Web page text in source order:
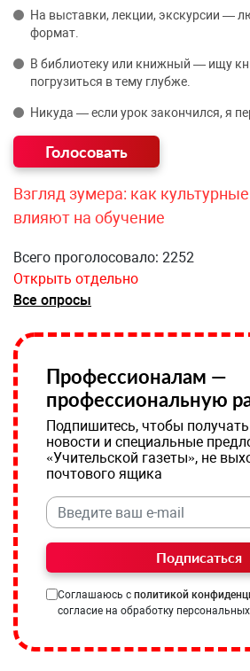
На выставки, лекции, экскурсии —
формат.
В библиотеку или книжный — ищу
погрузиться в тему глубже.
Никуда — если урок закончился, я
Взгляд зумера: как
влияют на обучение
Всего проголосовало: 2252
Открыть отдельно
Все опросы
Профессионалам —
профессиональную
Подпишитесь, чтобы
новости и специальные
«Учительской газеты», не
почтового ящика
Подписаться
Соглашаюсь с политикой
согласие на обработку